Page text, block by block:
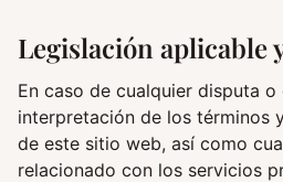
Legislación aplicable
En caso de cualquier disputa
interpretación de los términos
de este sitio web, así como
relacionado con los servicios